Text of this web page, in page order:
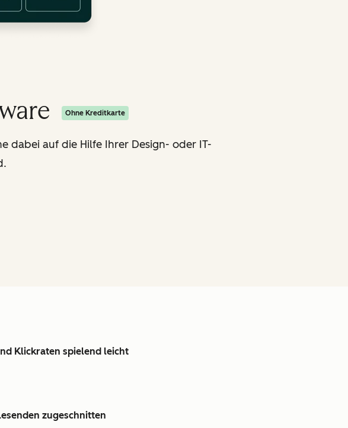
Ohne Kreditkarte
dabei auf die Hilfe Ihrer Design- oder IT-
Klickraten spielend leicht
zugeschnitten